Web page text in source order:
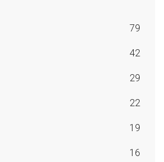
79
42
29
22
19
16